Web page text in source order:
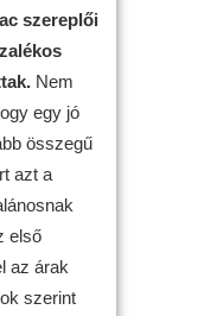
szereplői
Nem
egy jó
összegű
azt a
első
az árak
szerint